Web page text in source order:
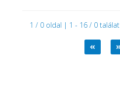
1 / 0 oldal | 1 - 16 / 0 találat